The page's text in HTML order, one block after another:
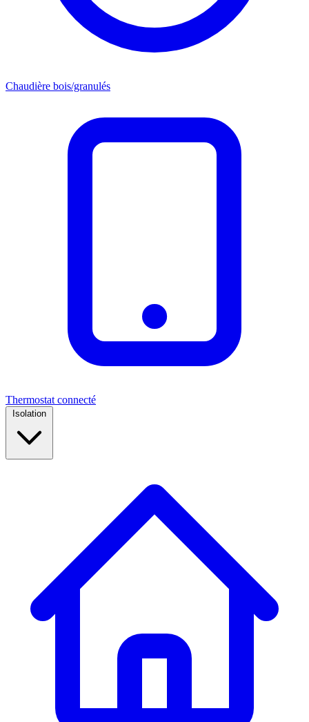
Chaudière bois/granulés
Thermostat connecté